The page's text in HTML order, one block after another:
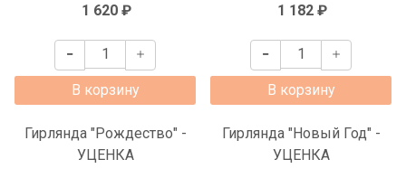
1 620 ₽
В корзину
Гирлянда "Рождество" -
УЦЕНКА
1 182 ₽
В корзину
Гирлянда "Новый Год" -
УЦЕНКА